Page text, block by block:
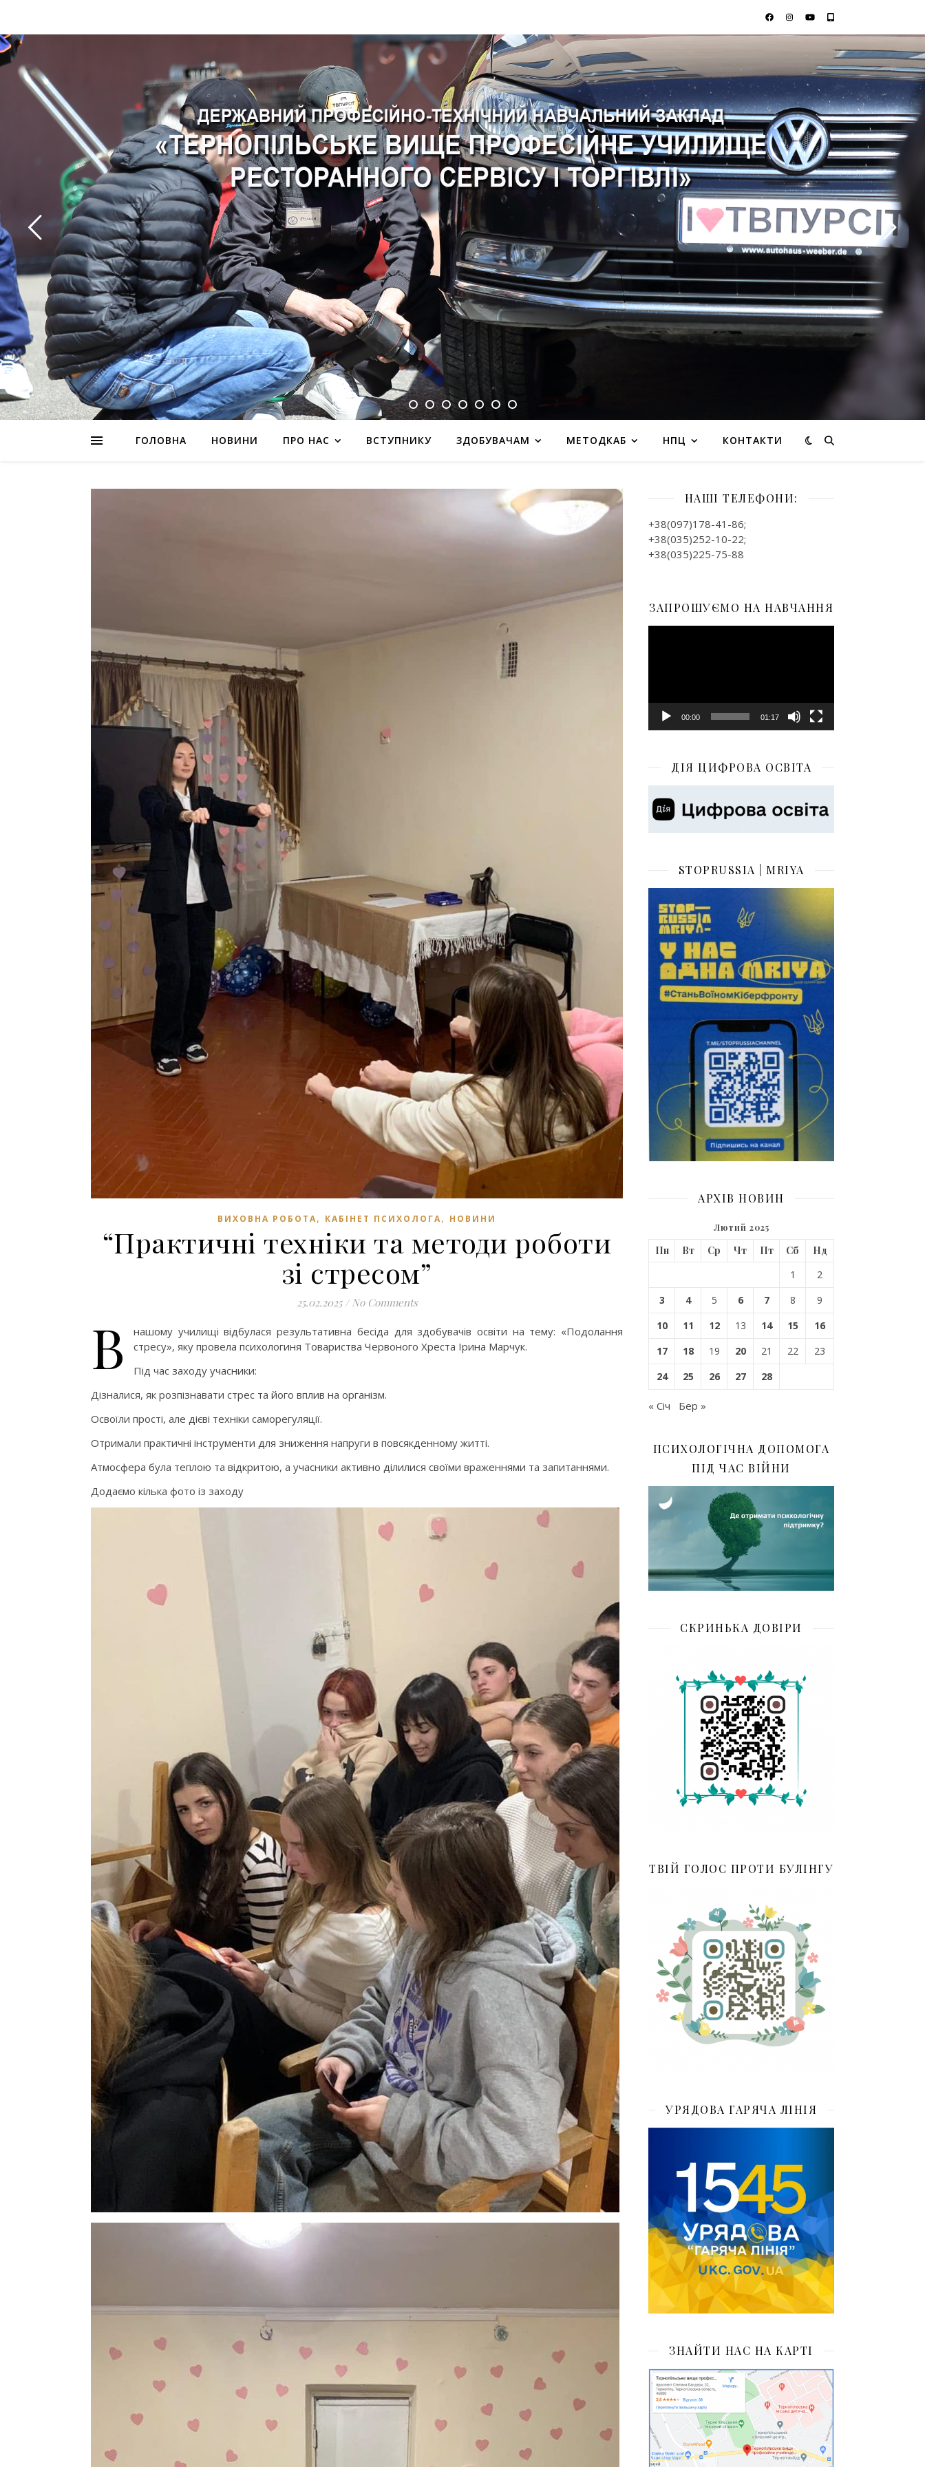
ГОЛОВНА НОВИНИ ПРО НАС ВСТУПНИКУ ЗДОБУВАЧАМ МЕТОДКАБ НПЦ КОНТАКТИ
ВИХОВНА РОБОТА, КАБІНЕТ ПСИХОЛОГА, НОВИНИ
“Практичні техніки та методи роботи
зі стресом”
25.02.2025 / No Comments
В
нашому училищі відбулася результативна бесіда для здобувачів освіти на тему: «Подолання
стресу», яку провела психологиня Товариства Червоного Хреста Ірина Марчук.
Під час заходу учасники:
Дізналися, як розпізнавати стрес та його вплив на організм.
Освоїли прості, але дієві техніки саморегуляції.
Отримали практичні інструменти для зниження напруги в повсякденному житті.
Атмосфера була теплою та відкритою, а учасники активно ділилися своїми враженнями та запитаннями.
Додаємо кілька фото із заходу
НАШІ ТЕЛЕФОНИ:
+38(097)178-41-86;
+38(035)252-10-22;
+38(035)225-75-88
ЗАПРОШУЄМО НА НАВЧАННЯ
00:00 01:17
ДІЯ ЦИФРОВА ОСВІТА
STOPRUSSIA | MRIYA
АРХІВ НОВИН
Лютий 2025
Пн Вт Ср Чт Пт Сб
Нд
1
2
3
4 5 6 7 8
9
10
11 12 13 14 15
16
17
18 19 20 21 22
23
24
25 26 27 28
« Січ Бер »
ПСИХОЛОГІЧНА ДОПОМОГА
ПІД ЧАС ВІЙНИ
СКРИНЬКА ДОВІРИ
ТВІЙ ГОЛОС ПРОТИ БУЛІНГУ
УРЯДОВА ГАРЯЧА ЛІНІЯ
ЗНАЙТИ НАС НА КАРТІ